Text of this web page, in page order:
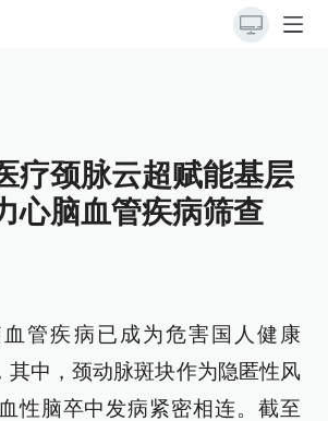
疗颈脉云超赋能基层
心脑血管疾病筛查
管疾病已成为危害国人健康
其中，颈动脉斑块作为隐匿性风
性脑卒中发病紧密相连。截至